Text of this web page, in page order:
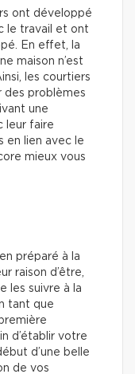
ont développé
le travail et ont
En effet, la
maison n’est
les courtiers
des problèmes
une
leur faire
en lien avec le
mieux vous
préparé à la
raison d’être,
les suivre à la
tant que
d’établir votre
d’une belle
de vos